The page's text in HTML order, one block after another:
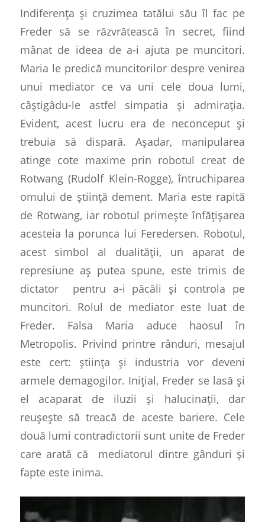
Indiferența și cruzimea tatălui său îl fac pe
Freder să se răzvrătească în secret, fiind
mânat de ideea de a-i ajuta pe muncitori.
Maria le predică muncitorilor despre venirea
unui mediator ce va uni cele doua lumi,
câștigâdu-le astfel simpatia și admirația.
Evident, acest lucru era de neconceput și
trebuia să dispară. Așadar, manipularea
atinge cote maxime prin robotul creat de
Rotwang (Rudolf Klein-Rogge), întruchiparea
omului de știință dement. Maria este rapită
de Rotwang, iar robotul primește înfățișarea
acesteia la porunca lui Feredersen. Robotul,
acest simbol al dualității, un aparat de
represiune aș putea spune, este trimis de
dictator
pentru a-i păcăli și controla pe
muncitori. Rolul de mediator este luat de
Freder. Falsa Maria aduce haosul în
Metropolis. Privind printre rânduri, mesajul
este cert: știința și industria vor deveni
armele demagogilor. Inițial, Freder se lasă și
el acaparat de iluzii și halucinații, dar
reușește să treacă de aceste bariere. Cele
două lumi contradictorii sunt unite de Freder
care arată că
mediatorul dintre gânduri și
fapte este inima.